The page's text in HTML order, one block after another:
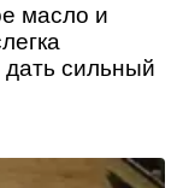
масло и
сильный